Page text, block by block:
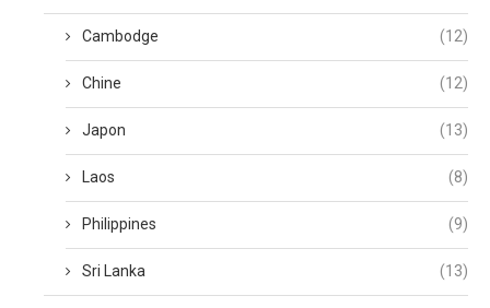
Cambodge (12)
Chine (12)
Japon (13)
Laos (8)
Philippines (9)
Sri Lanka (13)